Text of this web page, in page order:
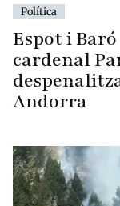
Política
Espot i
cardenal
Andorra